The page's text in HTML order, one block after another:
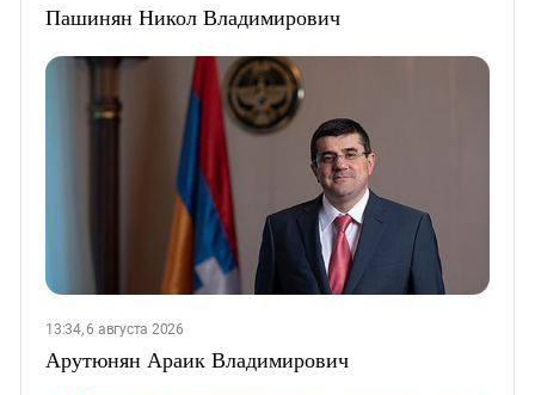
Пашинян Никол Владимирович
13:34, 6 августа 2026
Арутюнян Араик Владимирович